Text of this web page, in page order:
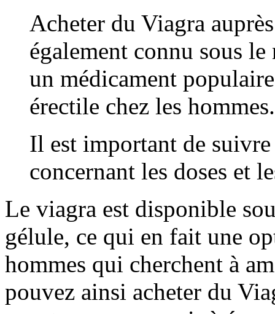
Acheter du Viagra
également connu sous
un médicament
érectile chez les hommes.
Il est important de
concernant les doses et
Le viagra est disponible
gélule, ce qui en fait une
hommes qui cherchent à
pouvez ainsi acheter du